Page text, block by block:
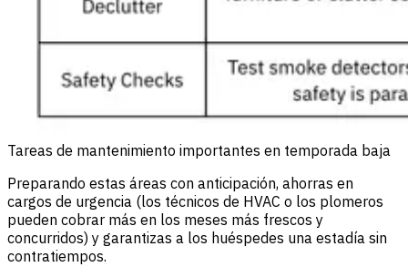
Tareas de mantenimiento importantes en temporada baja
Preparando estas áreas con anticipación, ahorras en
cargos de urgencia (los técnicos de HVAC o los plomeros
pueden cobrar más en los meses más frescos y
concurridos) y garantizas a los huéspedes una estadía sin
contratiempos.